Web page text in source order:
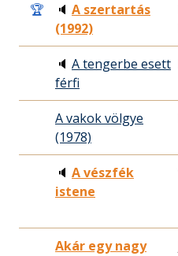
🏆 🔈 A szertartás
(1992)
🔈 A tengerbe esett
férfi
A vakok völgye
(1978)
🔈 A vészfék
istene
Akár egy nagy